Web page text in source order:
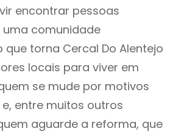
encontrar pessoas
comunidade
que torna Cercal Do Alentejo
locais para viver em
se mude por motivos
entre muitos outros
aguarde a reforma, que